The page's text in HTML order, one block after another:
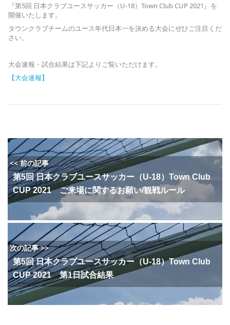
『第5回 日本クラブユースサッカー（U-18）Town Club CUP 2021』を
開催いたします。
タウンクラブチームのユース年代日本一を決める大会にぜひご注目くだ
さい。
大会速報・試合結果は下記よりご覧いただけます。
【大会速報】
<< 前の記事
第5回 日本クラブユースサッカー（U-18）Town Club
CUP 2021 ご来場に関するお願い/観戦ルール
次の記事 >>
第5回 日本クラブユースサッカー（U-18）Town Club
CUP 2021 第1日試合結果